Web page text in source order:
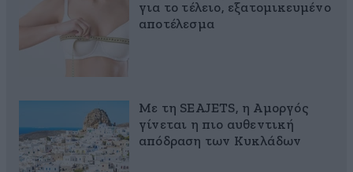
για το τέλειο, εξατομικευμένο
αποτέλεσμα
Με τη SEAJETS, η Αμοργός
γίνεται η πιο αυθεντική
απόδραση των Κυκλάδων